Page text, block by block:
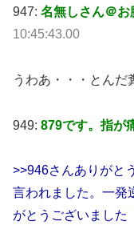
947: 名無しさん＠お
10:45:43.00
うわあ・・・とんだ
949: 879です。指が
>>946さんありがと
言われました。一発
がとうございました